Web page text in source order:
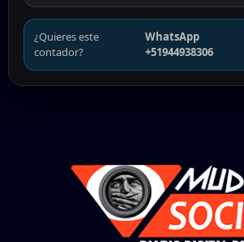
¿Quieres este
contador?
WhatsApp
+51944938306